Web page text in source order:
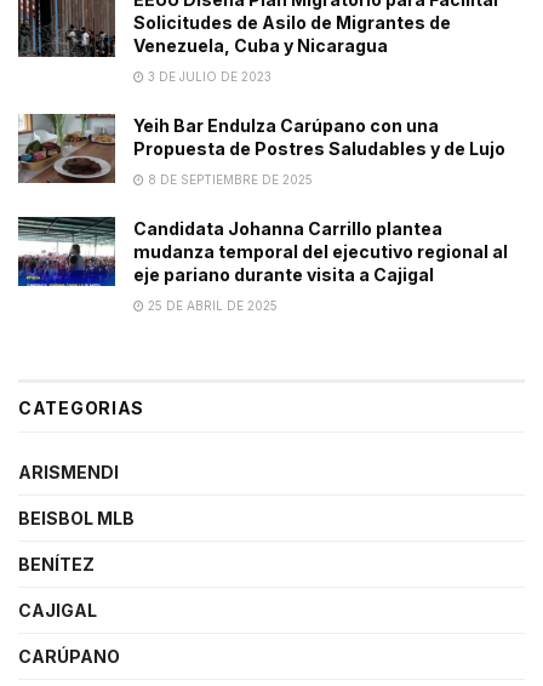
Solicitudes de Asilo de Migrantes de
Venezuela, Cuba y Nicaragua
3 DE JULIO DE 2023
Yeih Bar Endulza Carúpano con una
Propuesta de Postres Saludables y de Lujo
8 DE SEPTIEMBRE DE 2025
Candidata Johanna Carrillo plantea
mudanza temporal del ejecutivo regional al
eje pariano durante visita a Cajigal
25 DE ABRIL DE 2025
CATEGORIAS
ARISMENDI
BEISBOL MLB
BENÍTEZ
CAJIGAL
CARÚPANO